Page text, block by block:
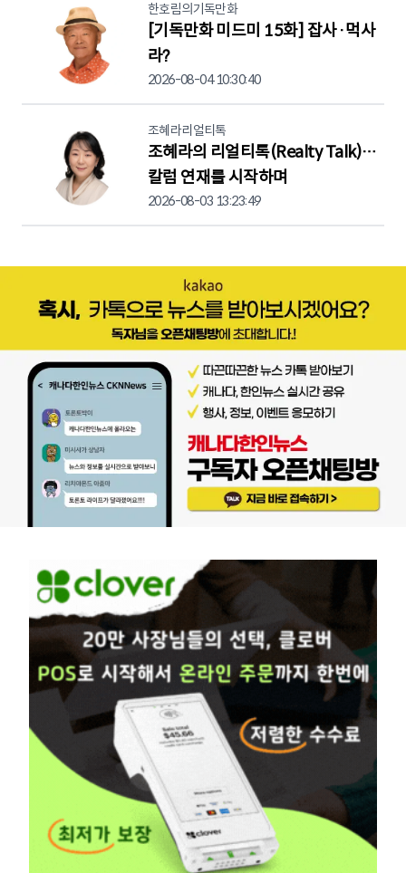
한호림의기독만화
[기독만화 미드미 15화] 잡사·먹사
라?
2026-08-04 10:30:40
조혜라리얼티톡
조혜라의 리얼티톡(Realty Talk)…
칼럼 연재를 시작하며
2026-08-03 13:23:49